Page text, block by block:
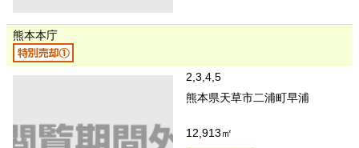
熊本本庁
2,3,4,5
熊本県天草市二浦町早浦
12,913㎡